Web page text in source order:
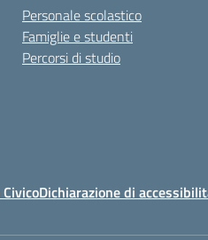
Personale scolastico
Famiglie e studenti
Percorsi di studio
Dichiarazione di